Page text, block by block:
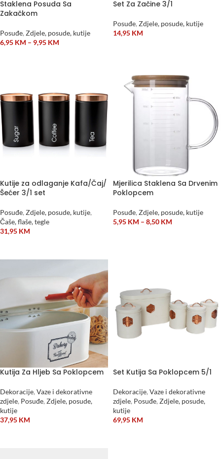
Staklena Posuda Sa
Zakačkom
Posuđe, Zdjele, posude, kutije
6,95 KM – 9,95 KM
Set Za Začine 3/1
Posuđe, Zdjele, posude, kutije
14,95 KM
Kutije za odlaganje Kafa/Čaj/
Šećer 3/1 set
Posuđe, Zdjele, posude, kutije,
Čaše, flaše, tegle
31,95 KM
Mjerilica Staklena Sa Drvenim
Poklopcem
Posuđe, Zdjele, posude, kutije
5,95 KM – 8,50 KM
Kutija Za Hljeb Sa Poklopcem
Dekoracije, Vaze i dekorativne
zdjele, Posuđe, Zdjele, posude,
kutije
37,95 KM
Set Kutija Sa Poklopcem 5/1
Dekoracije, Vaze i dekorativne
zdjele, Posuđe, Zdjele, posude,
kutije
69,95 KM